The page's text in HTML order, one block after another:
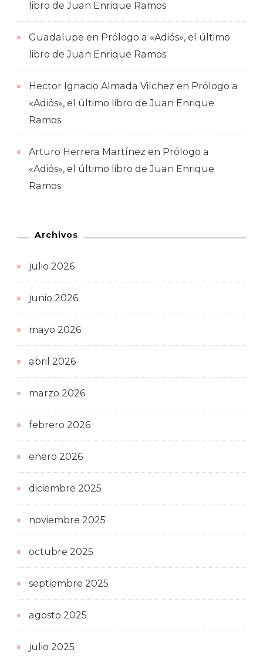
libro de Juan Enrique Ramos
Guadalupe en Prólogo a «Adiós», el último
libro de Juan Enrique Ramos
Hector Ignacio Almada Vilchez en Prólogo a
«Adiós», el último libro de Juan Enrique
Ramos
Arturo Herrera Martínez en Prólogo a
«Adiós», el último libro de Juan Enrique
Ramos
Archivos
julio 2026
junio 2026
mayo 2026
abril 2026
marzo 2026
febrero 2026
enero 2026
diciembre 2025
noviembre 2025
octubre 2025
septiembre 2025
agosto 2025
julio 2025